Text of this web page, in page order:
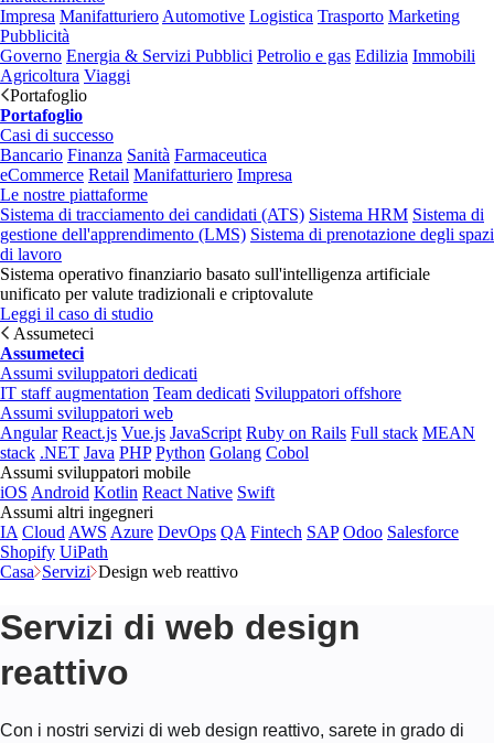
Impresa Manifatturiero Automotive Logistica Trasporto Marketing
Pubblicità
Governo Energia & Servizi Pubblici Petrolio e gas Edilizia Immobili
Agricoltura Viaggi
Portafoglio
Portafoglio
Casi di successo
Bancario Finanza Sanità Farmaceutica
eCommerce Retail Manifatturiero Impresa
Le nostre piattaforme
Sistema di tracciamento dei candidati (ATS) Sistema HRM Sistema di
gestione dell'apprendimento (LMS) Sistema di prenotazione degli spazi
di lavoro
Sistema operativo finanziario basato sull'intelligenza artificiale
unificato per valute tradizionali e criptovalute
Leggi il caso di studio
Assumeteci
Assumeteci
Assumi sviluppatori dedicati
IT staff augmentation Team dedicati Sviluppatori offshore
Assumi sviluppatori web
Angular React.js Vue.js JavaScript Ruby on Rails Full stack MEAN
stack .NET Java PHP Python Golang Cobol
Assumi sviluppatori mobile
iOS Android Kotlin React Native Swift
Assumi altri ingegneri
IA Cloud AWS Azure DevOps QA Fintech SAP Odoo Salesforce
Shopify UiPath
Casa Servizi Design web reattivo
Servizi di web design
reattivo
Con i nostri servizi di web design reattivo, sarete in grado di